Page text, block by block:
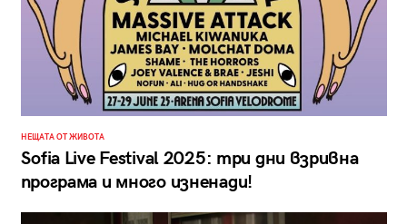
НЕЩАТА ОТ ЖИВОТА
Sofia Live Festival 2025: три дни взривна
програма и много изненади!